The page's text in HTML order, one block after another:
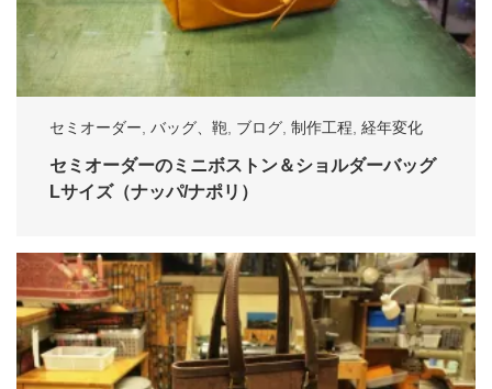
セミオーダー バッグ、鞄 ブログ 制作工程 経年変化
セミオーダーのミニボストン＆ショルダーバッグ
Lサイズ（ナッパ/ナポリ）